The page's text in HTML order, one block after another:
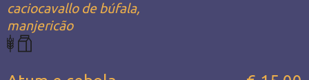
caciocavallo de búfala,
manjericão